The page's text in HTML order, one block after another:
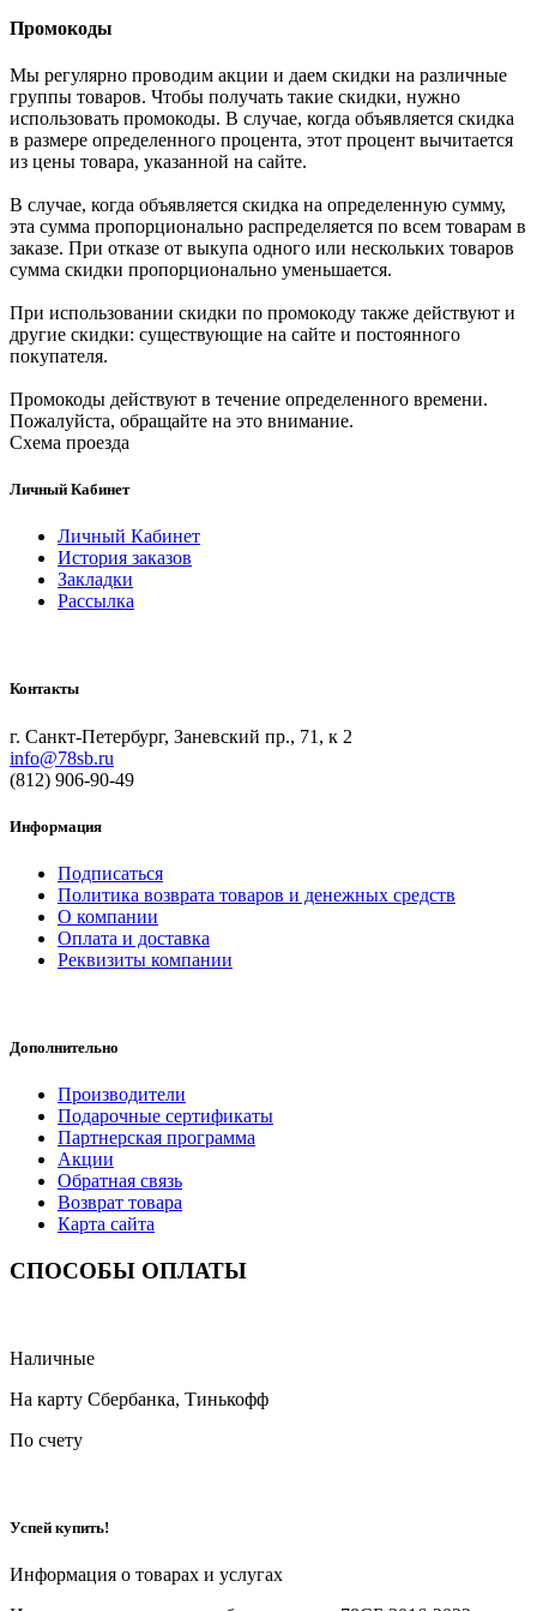
Промокоды
Мы регулярно проводим акции и даем скидки на различные
группы товаров. Чтобы получать такие скидки, нужно
использовать промокоды. В случае, когда объявляется скидка
в размере определенного процента, этот процент вычитается
из цены товара, указанной на сайте.
В случае, когда объявляется скидка на определенную сумму,
эта сумма пропорционально распределяется по всем товарам в
заказе. При отказе от выкупа одного или нескольких товаров
сумма скидки пропорционально уменьшается.
При использовании скидки по промокоду также действуют и
другие скидки: существующие на сайте и постоянного
покупателя.
Промокоды действуют в течение определенного времени.
Пожалуйста, обращайте на это внимание.
Схема проезда
Личный Кабинет
Личный Кабинет
История заказов
Закладки
Рассылка
Контакты
г. Санкт-Петербург, Заневский пр., 71, к 2
info@78sb.ru
(812) 906-90-49
Информация
Подписаться
Политика возврата товаров и денежных средств
О компании
Оплата и доставка
Реквизиты компании
Дополнительно
Производители
Подарочные сертификаты
Партнерская программа
Акции
Обратная связь
Возврат товара
Карта сайта
СПОСОБЫ ОПЛАТЫ
Наличные
На карту Сбербанка, Тинькофф
По счету
Успей купить!
Информация о товарах и услугах